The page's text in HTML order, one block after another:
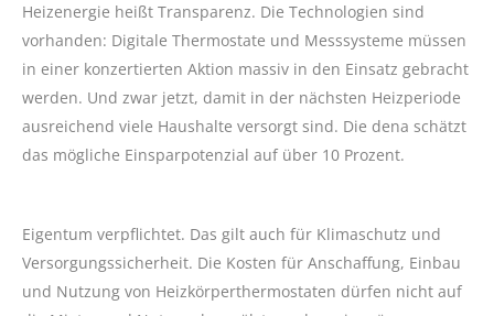
Heizenergie heißt Transparenz. Die Technologien sind
vorhanden: Digitale Thermostate und Messsysteme müssen
in einer konzertierten Aktion massiv in den Einsatz gebracht
werden. Und zwar jetzt, damit in der nächsten Heizperiode
ausreichend viele Haushalte versorgt sind. Die dena schätzt
das mögliche Einsparpotenzial auf über 10 Prozent.
Eigentum verpflichtet. Das gilt auch für Klimaschutz und
Versorgungssicherheit. Die Kosten für Anschaffung, Einbau
und Nutzung von Heizkörperthermostaten dürfen nicht auf